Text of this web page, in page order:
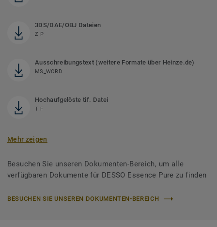
3DS/DAE/OBJ Dateien
ZIP
Ausschreibungstext (weitere Formate über Heinze.de)
MS_WORD
Hochaufgelöste tif. Datei
TIF
Mehr zeigen
Besuchen Sie unseren Dokumenten-Bereich, um alle
verfügbaren Dokumente für DESSO Essence Pure zu finden
BESUCHEN SIE UNSEREN DOKUMENTEN-BEREICH